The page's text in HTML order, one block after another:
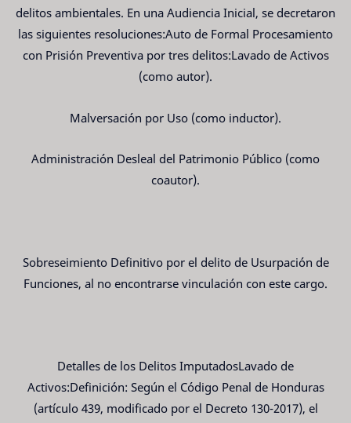
delitos ambientales. En una Audiencia Inicial, se decretaron
las siguientes resoluciones:Auto de Formal Procesamiento
con Prisión Preventiva por tres delitos:Lavado de Activos
(como autor).
Malversación por Uso (como inductor).
Administración Desleal del Patrimonio Público (como
coautor).
Sobreseimiento Definitivo por el delito de Usurpación de
Funciones, al no encontrarse vinculación con este cargo.
Detalles de los Delitos ImputadosLavado de
Activos:Definición: Según el Código Penal de Honduras
(artículo 439, modificado por el Decreto 130-2017), el